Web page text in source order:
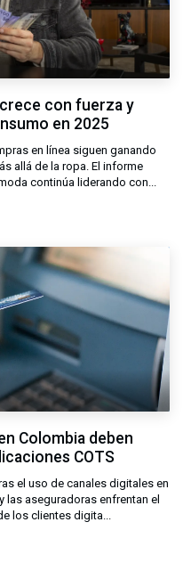
con fuerza y
en 2025
en línea siguen ganando
allá de la ropa. El informe
continúa liderando con...
Colombia deben
COTS
el uso de canales digitales en
las aseguradoras enfrentan el
los clientes digita...